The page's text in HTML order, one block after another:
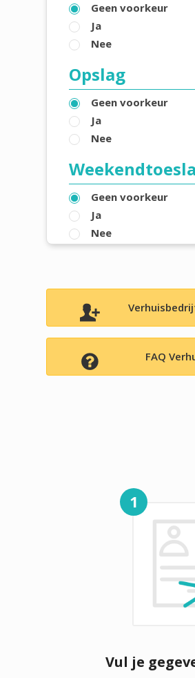
Geen voorkeur
Ja
Nee
Opslag
Geen voorkeur
Ja
Nee
Geen voorkeur
Ja
Nee
FAQ
1
Vul je